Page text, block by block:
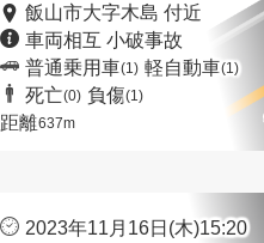
飯山市大字木島 付近
車両相互 小破事故
普通乗用車(1) 軽自動車(1)
死亡(0) 負傷(1)
距離637m
2023年11月16日(木)15:20